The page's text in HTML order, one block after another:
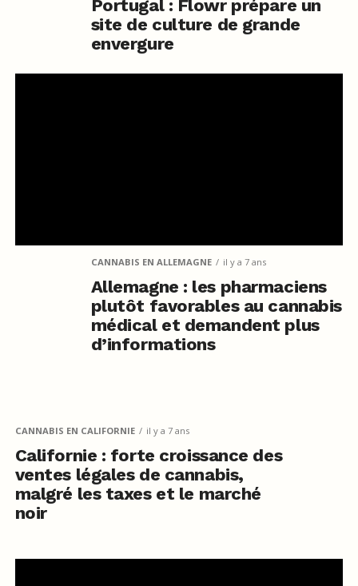
Portugal : Flowr prépare un
site de culture de grande
envergure
CANNABIS EN ALLEMAGNE il y a 7 ans
Allemagne : les pharmaciens
plutôt favorables au cannabis
médical et demandent plus
d’informations
CANNABIS EN CALIFORNIE il y a 7 ans
Californie : forte croissance des
ventes légales de cannabis,
malgré les taxes et le marché
noir